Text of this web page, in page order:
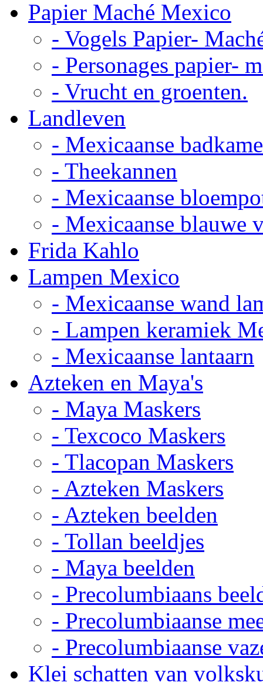
Papier Maché Mexico
- Vogels Papier-
- Personages papier-
- Vrucht en groenten.
Landleven
- Mexicaanse
- Theekannen
- Mexicaanse
- Mexicaanse blauwe
Frida Kahlo
Lampen Mexico
- Mexicaanse wand
- Lampen keramiek
- Mexicaanse lantaarn
Azteken en Maya's
- Maya Maskers
- Texcoco Maskers
- Tlacopan Maskers
- Azteken Maskers
- Azteken beelden
- Tollan beeldjes
- Maya beelden
- Precolumbiaans
- Precolumbiaanse
- Precolumbiaanse
Klei schatten van